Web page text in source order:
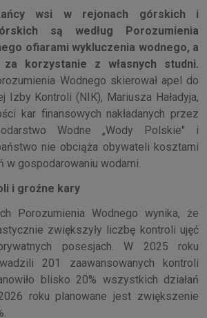
wsi w rejonach górskich i
są według Porozumienia
ofiarami wykluczenia wodnego, a
za korzystanie z własnych studni.
Wodnego skierował apel do
Izby Kontroli (NIK), Mariusza Haładyja,
kar finansowych nakładanych przez
Wodne „Wody Polskie" i
nie obciąża obywateli kosztami
w gospodarowaniu wodami.
i groźne kary
Porozumienia Wodnego wynika, że
zwiększyły liczbę kontroli ujęć
posesjach. W 2025 roku
201 zaawansowanych kontroli
blisko 20% wszystkich działań
roku planowane jest zwiększenie